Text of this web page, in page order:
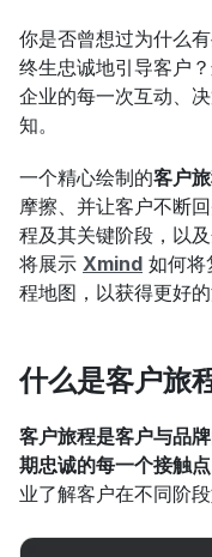
你是否曾想过为什么
终生忠诚地引导客户
企业的每一次互动、
知。
一个精心绘制的客户
摩擦、并让客户不断
程及其关键阶段，以
将展示 Xmind 如何将
程地图，以获得更好的
什么是客户旅
客户旅程是客户与品
期忠诚的每一个接触点
业了解客户在不同阶段